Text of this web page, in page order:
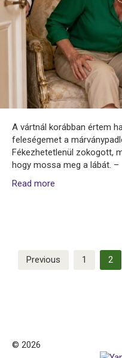
A vártnál korábban értem
feleségemet a
Fékezhetetlenül zokogott,
hogy mossa meg a lábát. –
Read more
Posts
pagination
Previous 1 2
© 2026